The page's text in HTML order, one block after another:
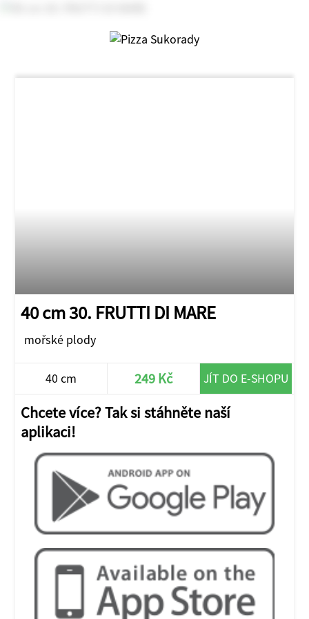
40 cm 30. FRUTTI DI MARE
mořské plody
40 cm 249 Kč JÍT DO E-SHOPU
Chcete více? Tak si stáhněte naší
aplikaci!